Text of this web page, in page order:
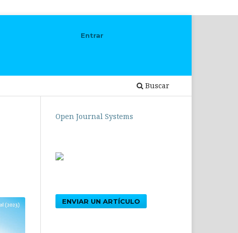
Buscar
Entrar
Open Journal Systems
ENVIAR UN ARTÍCULO